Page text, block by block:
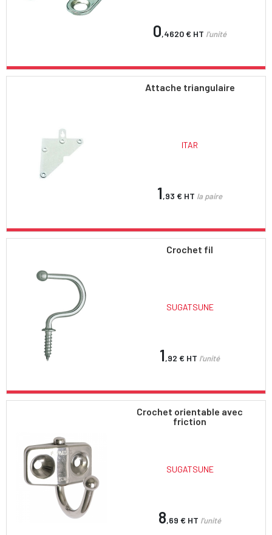
0,4620 € HT l'unité
Attache triangulaire
ITAR
1,93 € HT la paire
Crochet fil
SUGATSUNE
1,92 € HT l'unité
Crochet orientable avec
friction
SUGATSUNE
8,69 € HT l'unité